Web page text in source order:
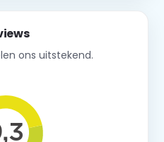
ons uitstekend.